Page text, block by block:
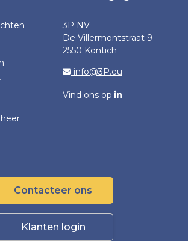
3P NV
De Villermontstraat 9
2550 Kontich
info@3P.eu
Vind ons op
Contacteer ons
Klanten login